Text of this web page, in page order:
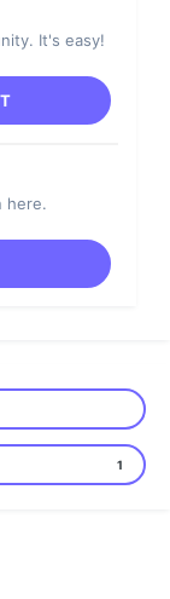
It's easy!
here.
1